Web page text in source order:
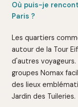
Où puis-je
Paris ?
Les quartiers
autour de la Tour
d'autres
groupes Nomax
des lieux
Jardin des Tuileries.